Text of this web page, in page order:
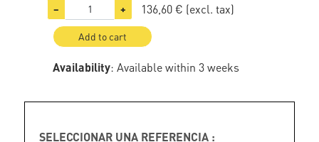
− + 136,60 € (excl. tax)
Add to cart
Availability: Available within 3 weeks
SELECCIONAR UNA REFERENCIA :